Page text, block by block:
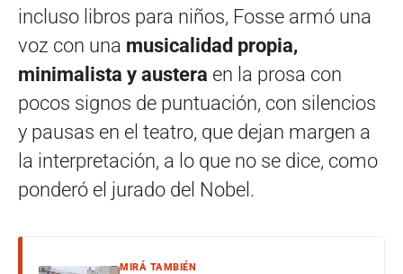
incluso libros para niños, Fosse armó una
voz con una musicalidad propia,
minimalista y austera en la prosa con
pocos signos de puntuación, con silencios
y pausas en el teatro, que dejan margen a
la interpretación, a lo que no se dice, como
ponderó el jurado del Nobel.
MIRÁ TAMBIÉN